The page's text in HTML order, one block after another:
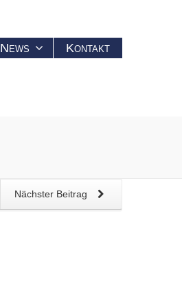
News Kontakt
Nächster Beitrag